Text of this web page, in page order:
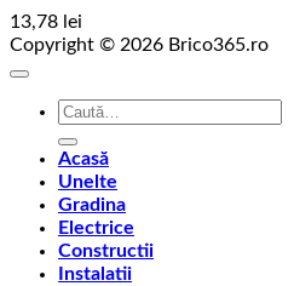
13,78 lei
Copyright © 2026 Brico365.ro
Caută
Acasă
Unelte
Gradina
Electrice
Constructii
Instalatii